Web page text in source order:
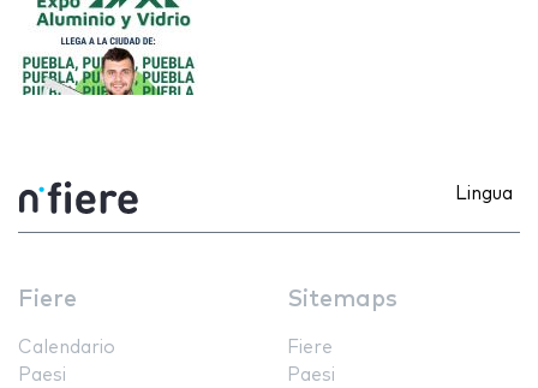
Lingua
Fiere
Calendario
Paesi
Sitemaps
Fiere
Paesi